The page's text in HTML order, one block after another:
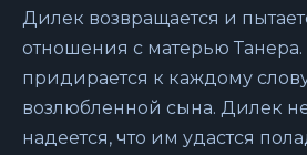
Дилек возвращается и
отношения с матерью
придирается к каждому
возлюбленной сына. Дилек
надеется, что им удастся